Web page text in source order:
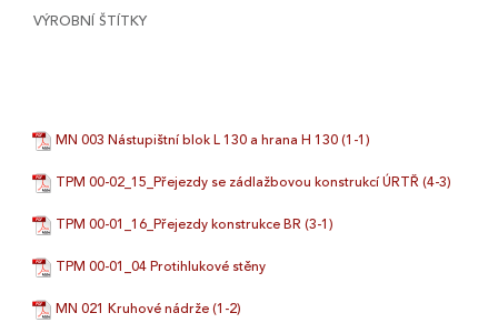
VÝROBNÍ ŠTÍTKY
MN 003 Nástupištní blok L 130 a hrana H 130 (1-1)
TPM 00-02_15_Přejezdy se zádlažbovou konstrukcí ÚRTŘ (4-3)
TPM 00-01_16_Přejezdy konstrukce BR (3-1)
TPM 00-01_04 Protihlukové stěny
MN 021 Kruhové nádrže (1-2)